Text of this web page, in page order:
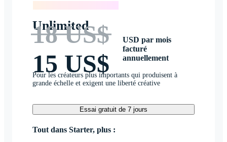
Unlimited
18 US$
15 US$
USD par mois
facturé
annuellement
Pour les créateurs plus importants qui produisent à
grande échelle et exigent une liberté créative
Essai gratuit de 7 jours
Tout dans Starter, plus :